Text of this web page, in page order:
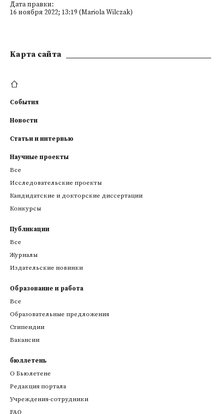
Дата правки:
16 ноября 2022; 13:19 (Mariola Wilczak)
Kарта сайта
События
Новости
Статьи и интервью
Научные проекты
Все
Исследовательские проекты
Кандидатские и докторские диссертации
Конкурсы
Публикации
Все
Журналы
Издательские новинки
Образование и работа
Все
Образовательные предложения
Стипендии
Вакансии
бюллетень
О Бьюлетене
Редакция портала
Учреждения-сотрудники
FAQ